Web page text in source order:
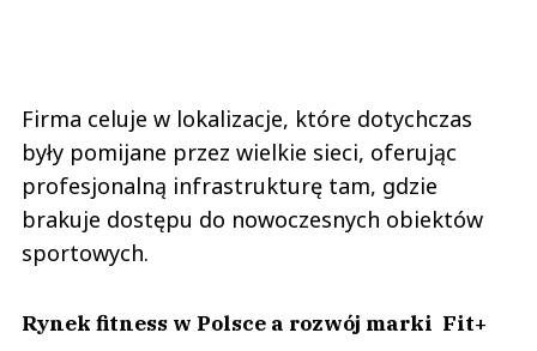
Firma celuje w lokalizacje, które dotychczas
były pomijane przez wielkie sieci, oferując
profesjonalną infrastrukturę tam, gdzie
brakuje dostępu do nowoczesnych obiektów
sportowych.
Rynek fitness w Polsce a rozwój marki Fit+